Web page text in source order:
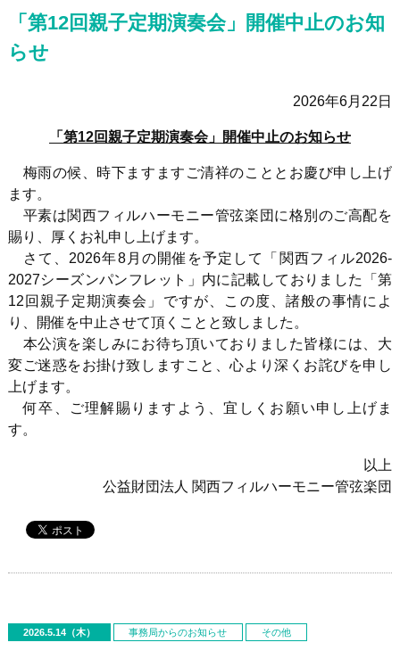
「第12回親子定期演奏会」開催中止のお知
らせ
2026年6月22日
「第12回親子定期演奏会」開催中止のお知らせ
梅雨の候、時下ますますご清祥のこととお慶び申し上げ
ます。
平素は関西フィルハーモニー管弦楽団に格別のご高配を
賜り、厚くお礼申し上げます。
さて、2026年8月の開催を予定して「関西フィル2026-
2027シーズンパンフレット」内に記載しておりました「第
12 回親子定期演奏会」ですが、この度、諸般の事情によ
り、開催を中止させて頂くことと致しました。
本公演を楽しみにお待ち頂いておりました皆様には、大
変ご迷惑をお掛け致しますこと、心より深くお詫びを申し
上げます。
何卒、ご理解賜りますよう、宜しくお願い申し上げま
す。
以上
公益財団法人 関西フィルハーモニー管弦楽団
2026.5.14（木） 事務局からのお知らせ その他